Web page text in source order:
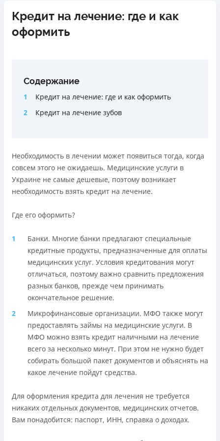
любую карту другого банка (операция осуществляется
мгновенно через приложение)
Максимальный кредитный лимит сразу при
платёжной картой и кредитным лимитом (отсутствует
необходимость общения с контакт-центром)
Срок пользования кредитным лимитом не ограничен
потребительские нужды
Нет программы лояльности для постоянных клиентов
Нет круглосуточной поддержки
Погашение
Онлайн (через сайт или интернет-банкинг)
Через терминалы самообслуживания
Лицензия НБУ
переоформлена НБУ 14.03.2024
ПОЛУЧИТЬ ЗАЙМ Подробнее
Кредит на лечение: где и как
оформить
Содержание
1
Кредит на лечение: где и как оформить
2
Кредит на лечение зубов
Необходимость в лечении может появиться тогда, когда
совсем этого не ожидаешь. Медицинские услуги в
Украине не самые дешевые, поэтому возникает
необходимость взять кредит на лечение.
Где его оформить?
Банки. Многие банки предлагают специальные
кредитные продукты, предназначенные для оплаты
медицинских услуг. Условия кредитования могут
отличаться, поэтому важно сравнить предложения
разных банков, прежде чем принимать
окончательное решение.
Микрофинансовые организации. МФО также могут
предоставлять займы на медицинские услуги. В
МФО можно взять кредит наличными на лечение
всего за несколько минут. При этом не нужно будет
собирать большой пакет документов и объяснять на
какое лечение пойдут средства.
Для оформления кредита для лечения не требуется
никаких отдельных документов, медицинских отчетов.
Вам понадобится: паспорт, ИНН, справка о доходах.